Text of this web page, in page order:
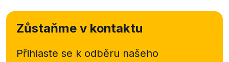
Zůstaňme v kontaktu
Přihlaste se k odběru našeho